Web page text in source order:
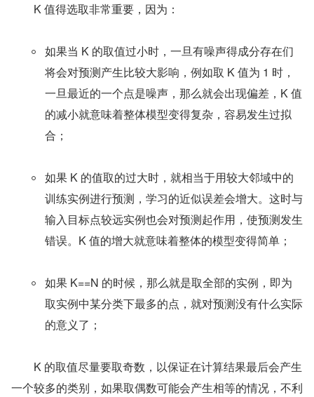
  K 值得选取非常重要，因为：
如果当 K 的取值过小时，一旦有噪声得成分存在们
将会对预测产生比较大影响，例如取 K 值为 1 时，
一旦最近的一个点是噪声，那么就会出现偏差，K 值
的减小就意味着整体模型变得复杂，容易发生过拟
合；
如果 K 的值取的过大时，就相当于用较大邻域中的
训练实例进行预测，学习的近似误差会增大。这时与
输入目标点较远实例也会对预测起作用，使预测发生
错误。K 值的增大就意味着整体的模型变得简单；
如果 K==N 的时候，那么就是取全部的实例，即为
取实例中某分类下最多的点，就对预测没有什么实际
的意义了；
K 的取值尽量要取奇数，以保证在计算结果最后会产生
一个较多的类别，如果取偶数可能会产生相等的情况，不利